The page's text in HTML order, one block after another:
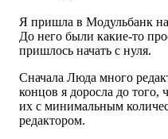
Я пришла в Модульбанк
До него были какие-то
пришлось начать с нуля.
Сначала Люда много
концов я доросла до того,
их с минимальным
редактором.